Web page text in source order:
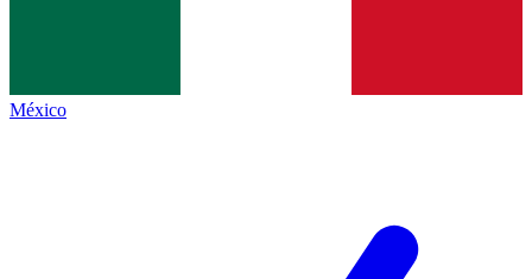
México